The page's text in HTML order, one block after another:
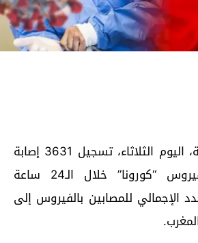
كشفت وزارة الصحة، اليوم الثلاثاء، تسجيل 3631 إصابة
مؤكدة جديدة بفيروس “كورونا” خلال الـ24 ساعة
الإجمالي للمصابين بالفيروس إلى